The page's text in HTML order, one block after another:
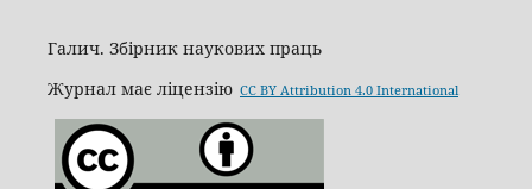
Галич. Збірник наукових праць
Журнал має ліцензію CC BY Attribution 4.0 International